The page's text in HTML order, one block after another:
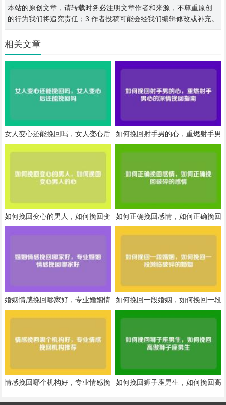
本站的原创文章，请转载时务必注明文章作者和来源，不尊重原创
的行为我们将追究责任；3.作者投稿可能会经我们编辑修改或补充。
相关文章
女人变心还能挽回吗，女人变心后
还能挽回吗
如何挽回射手男的心，重燃射手男
心的深情挽回指南
如何挽回变心的男人，如何挽回变
心男人的心
如何正确挽回感情，如何正确挽回
破碎的感情
婚姻情感挽回哪家好，专业婚姻情
感挽回哪家好
如何挽回一段婚姻，如何挽回一段
濒临破碎的婚姻
情感挽回哪个机构好，专业情感挽
如何挽回狮子座男生，如何挽回高